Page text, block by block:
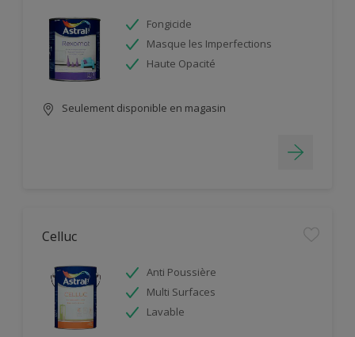
Fongicide
Masque les Imperfections
Haute Opacité
Seulement disponible en magasin
Celluc
Anti Poussière
Multi Surfaces
Lavable